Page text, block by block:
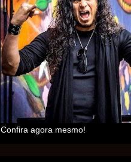
Confira agora mesmo!